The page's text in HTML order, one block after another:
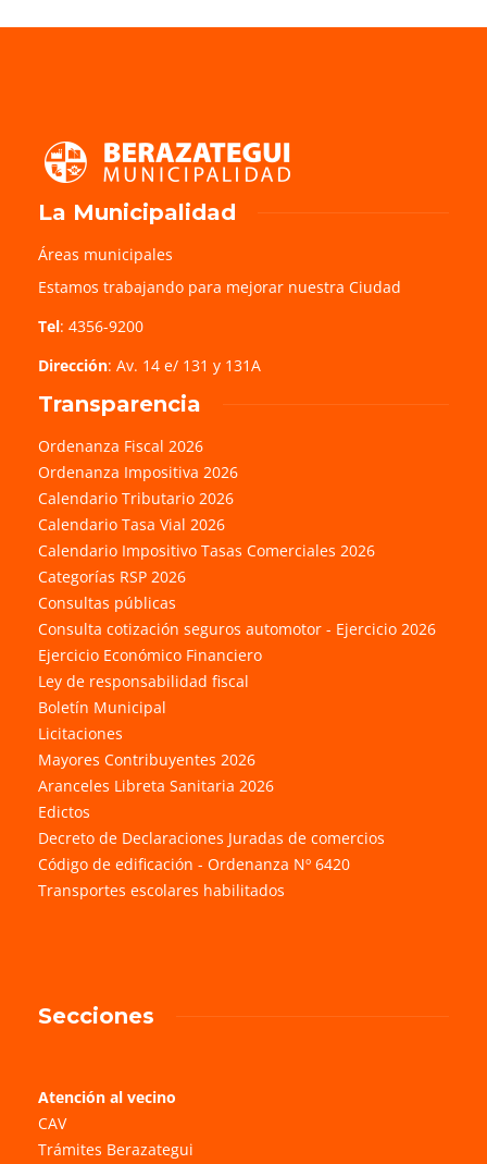
La Municipalidad
Áreas municipales
Estamos trabajando para mejorar nuestra Ciudad
Tel: 4356-9200
Dirección: Av. 14 e/ 131 y 131A
Transparencia
Ordenanza Fiscal 2026
Ordenanza Impositiva 2026
Calendario Tributario 2026
Calendario Tasa Vial 2026
Calendario Impositivo Tasas Comerciales 2026
Categorías RSP 2026
Consultas públicas
Consulta cotización seguros automotor - Ejercicio 2026
Ejercicio Económico Financiero
Ley de responsabilidad fiscal
Boletín Municipal
Licitaciones
Mayores Contribuyentes 2026
Aranceles Libreta Sanitaria 2026
Edictos
Decreto de Declaraciones Juradas de comercios
Código de edificación - Ordenanza Nº 6420
Transportes escolares habilitados
Secciones
Atención al vecino
CAV
Trámites Berazategui